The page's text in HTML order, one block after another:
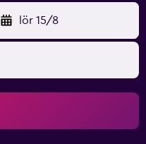
lör 15/8